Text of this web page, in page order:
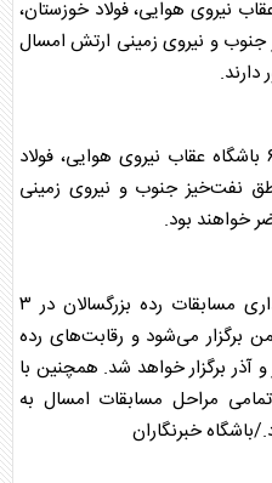
نیروی هوایی، فولاد خوزستان،
و نیروی زمینی ارتش امسال
دارند.
همچنین در رده سنی جوانان هم ۶ باشگاه عقاب نیروی هوایی، فولاد
نفت‌خیز جنوب و نیروی زمینی
خواهند بود.
مسابقات رده بزرگسالان در ۳
برگزار می‌شود و رقابت‌های رده
شهریور و آذر برگزار خواهد شد. همچنین با
مراحل مسابقات امسال به
باشگاه خبرنگاران